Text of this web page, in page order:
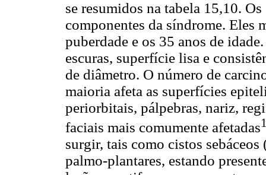
se resumidos na tabela 15,10.
componentes da síndrome. Eles
puberdade e os 35 anos de
escuras, superfície lisa e
de diâmetro. O número de
maioria afeta as superfícies
periorbitais, pálpebras, nariz,
faciais mais comumente afetadas
surgir, tais como cistos
palmo-plantares, estando